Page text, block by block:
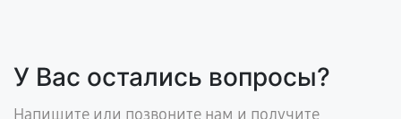
У Вас остались вопросы?
Напишите или позвоните нам и получите